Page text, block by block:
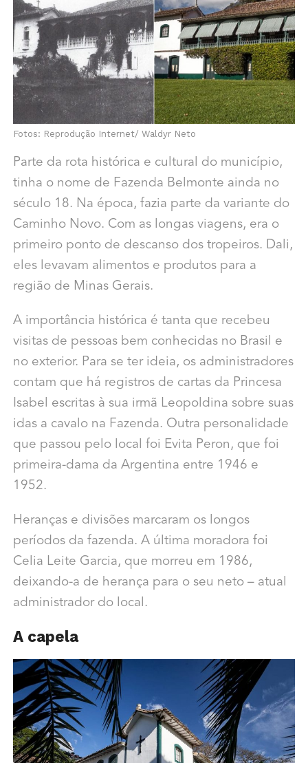
Fotos: Reprodução Internet/ Waldyr Neto
Parte da rota histórica e cultural do município,
tinha o nome de Fazenda Belmonte ainda no
século 18. Na época, fazia parte da variante do
Caminho Novo. Com as longas viagens, era o
primeiro ponto de descanso dos tropeiros. Dali,
eles levavam alimentos e produtos para a
região de Minas Gerais.
A importância histórica é tanta que recebeu
visitas de pessoas bem conhecidas no Brasil e
no exterior. Para se ter ideia, os administradores
contam que há registros de cartas da Princesa
Isabel escritas à sua irmã Leopoldina sobre suas
idas a cavalo na Fazenda. Outra personalidade
que passou pelo local foi Evita Peron, que foi
primeira-dama da Argentina entre 1946 e
1952.
Heranças e divisões marcaram os longos
períodos da fazenda. A última moradora foi
Celia Leite Garcia, que morreu em 1986,
deixando-a de herança para o seu neto – atual
administrador do local.
A capela